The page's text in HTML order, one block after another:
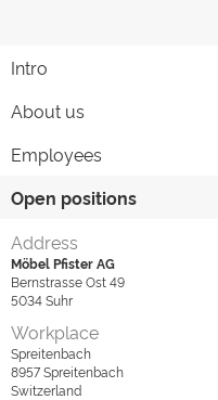
Intro
About us
Employees
Open positions
Address
Möbel Pfister AG
Bernstrasse Ost 49
5034Suhr
Workplace
Spreitenbach
8957Spreitenbach
Switzerland